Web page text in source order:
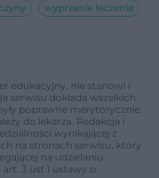
wyprzenie leczenie
edukacyjny, nie stanowi i
serwisu dokłada wszelkich
poprawne merytorycznie,
do lekarza. Redakcja i
wynikającej z
na stronach serwisu, który
na udzielaniu
3 ust 1 ustawy o